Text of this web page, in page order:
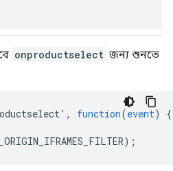
onproductselect জন্য শুনতে
', function(event)
{
);